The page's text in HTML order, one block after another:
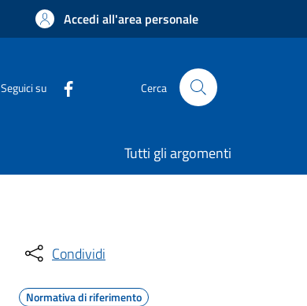
Accedi all'area personale
Seguici su Cerca
Tutti gli argomenti
Condividi
Normativa di riferimento